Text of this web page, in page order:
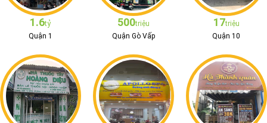
1.6tỷ
Quận 1
500triệu
Quận Gò Vấp
17triệu
Quận 10